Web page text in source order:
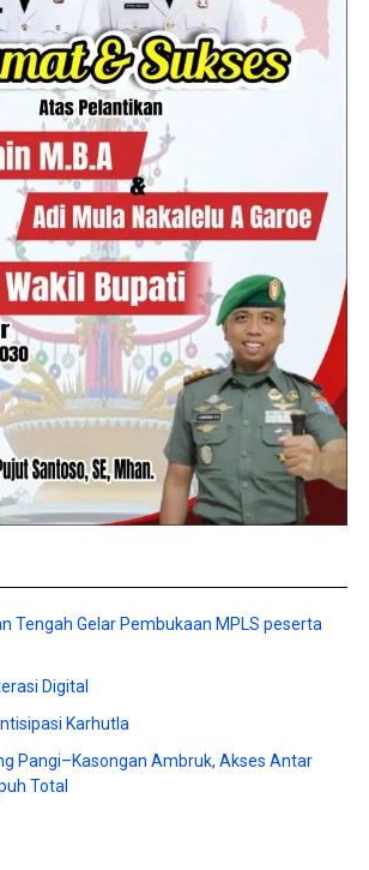
Tengah Gelar Pembukaan MPLS peserta
Digital
Karhutla
Pangi–Kasongan Ambruk, Akses Antar
Total